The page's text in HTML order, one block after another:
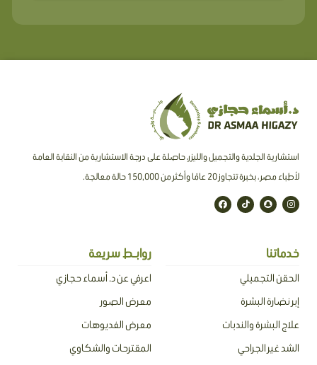
استشارية الجلدية والتجميل والليزر، حاصلة على درجة الاستشارية من النقابة العامة
لأطباء مصر ، بخبرة تتجاوز 20 عامًا وأكثر من 150,000 حالة معالجة.
I
n
s
a
S
n
a
a
t
T
i
k
F
a
c
خدماتنا
الحقن التجميلي
إبر نضارة البشرة
علاج البشرة والندبات
الشد غير الجراحي
روابـط سريعة
اعرفي عن د. أسماء حجازي
معرض الصور
معرض الفديوهات
المقترحات والشكاوي